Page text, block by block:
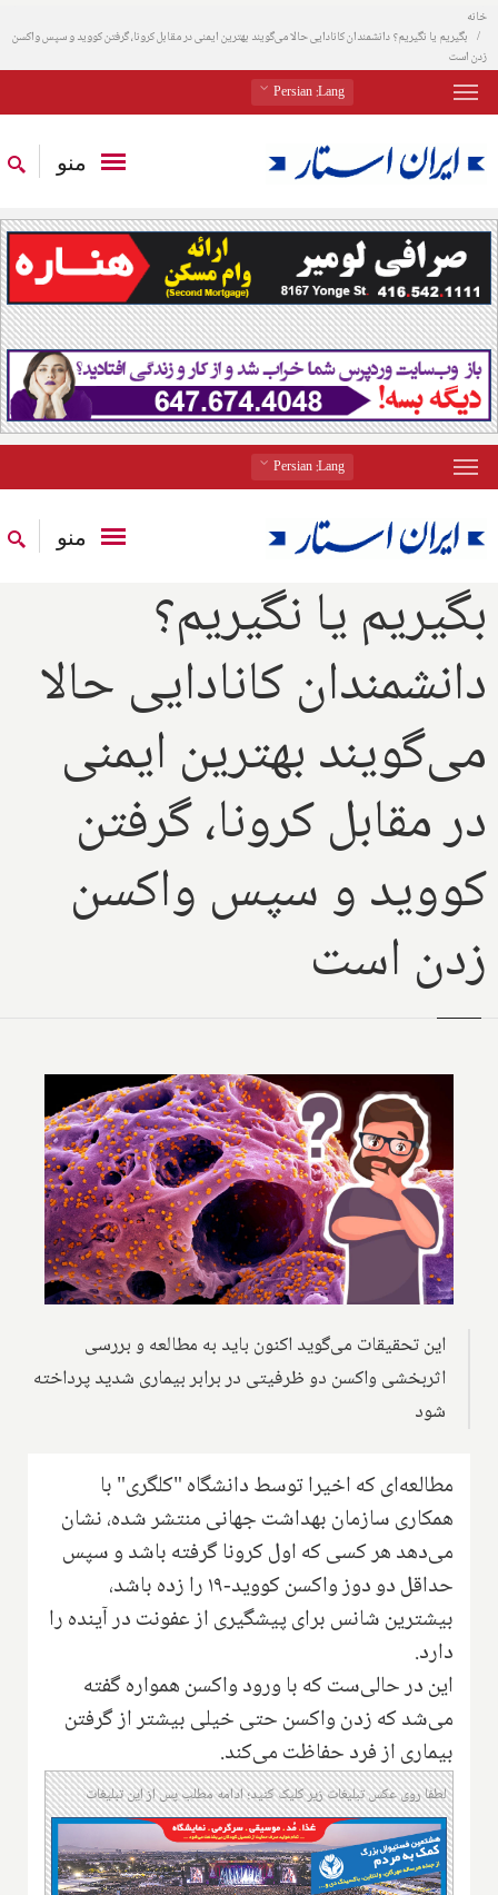
خانه
بگیریم یا نگیریم؟ دانشمندان کانادایی حالا می‌گویند بهترین ایمنی در مقابل کرونا، گرفتن کووید و سپس واکسن
زدن است
Lang
: Persian
منو
Lang
: Persian
منو
بگیریم یا نگیریم؟
دانشمندان کانادایی حالا
می‌گویند بهترین ایمنی
در مقابل کرونا، گرفتن
کووید و سپس واکسن
زدن است
این تحقیقات می‌گوید اکنون باید به مطالعه و بررسی
اثربخشی واکسن دو ظرفیتی در برابر بیماری شدید پرداخته
شود
مطالعه‌ای که اخیرا توسط دانشگاه "کلگری" با
همکاری سازمان بهداشت جهانی منتشر شده، نشان
می‌دهد هر کسی که اول کرونا گرفته باشد و سپس
حداقل دو دوز واکسن کووید-۱۹ را زده باشد،
بیشترین شانس برای پیشگیری از عفونت در آینده را
دارد.
این در حالی‌ست که با ورود واکسن همواره گفته
می‌شد که زدن واکسن حتی خیلی بیشتر از گرفتن
بیماری از فرد حفاظت می‌کند.
لطفا روی عکس تبلیغات زیر کلیک کنید؛ ادامه مطلب پس از این تبلیغات